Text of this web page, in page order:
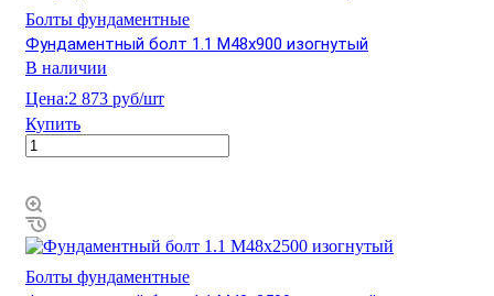
Болты фундаментные
Фундаментный болт 1.1 М48х900 изогнутый
В наличии
Цена:2 873 руб/шт
Купить
Болты фундаментные